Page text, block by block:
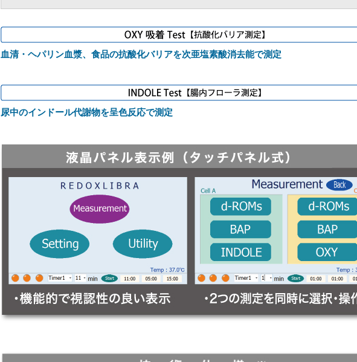
血清・ヘパリン血漿、食品の抗酸化バリアを次亜塩素酸消去能で測定
尿中のインドール代謝物を呈色反応で測定